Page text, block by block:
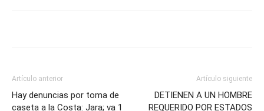
Artículo anterior
Hay denuncias por toma de
caseta a la Costa: Jara; va 1
Artículo siguiente
DETIENEN A UN HOMBRE
REQUERIDO POR ESTADOS